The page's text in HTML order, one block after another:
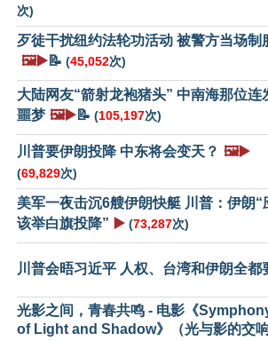
次)
歹徒干扰纽约法轮功活动 被警方当场制
🖼️▶️📝 (45,052次)
大陆网友“箭射龙袍猪头” 中南海那位连
噩梦 🖼️▶️📝 (105,197次)
川普要伊朗投降 中东将会变天？ 🖼️▶️
(69,829次)
美军一夜击沉6艘伊朗快艇 川普：伊朗“
该举白旗投降” ▶️ (73,287次)
川普会晤习近平 人权、台湾和伊朗全都
光影之间，青春共鸣 - 电影《
of Light and Shadow》（光与影的交响